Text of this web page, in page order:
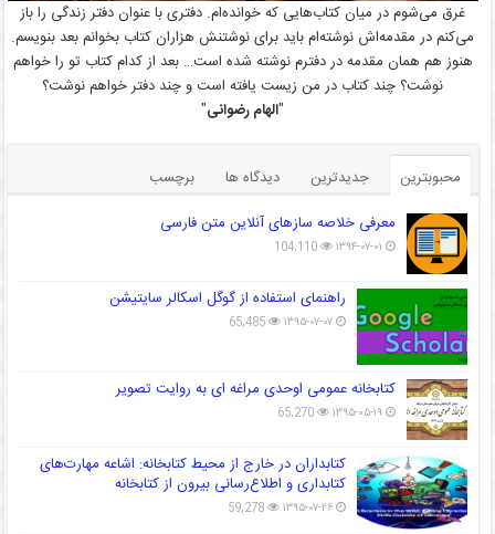
غرق می‌شوم در میان کتاب‌هایی که خوانده‌ام. دفتری با عنوان دفتر زندگی را باز
می‌کنم در مقدمه‌اش نوشته‌ام باید برای نوشتنش هزاران کتاب بخوانم بعد بنویسم.
هنوز هم همان مقدمه در دفترم نوشته شده است… بعد از کدام کتاب تو را خواهم
نوشت؟ چند کتاب در من زیست یافته است و چند دفتر خواهم نوشت؟
"الهام رضوانی"
محبوبترین جدیدترین دیدگاه ها
برچسب
معرفی خلاصه سازهای آنلاین متن فارسی
۱۳۹۴-۰۷-۰۱ 104,110
راهنمای استفاده از گوگل اسکالر سایتیشن
۱۳۹۵-۰۷-۰۷ 65,485
کتابخانه عمومی اوحدی مراغه ای به روایت تصویر
۱۳۹۵-۰۵-۱۹ 65,270
کتابداران در خارج از محیط کتابخانه: اشاعه مهارت‌های
کتابداری و اطلاع‌رسانی بیرون از کتابخانه
۱۳۹۵-۰۷-۲۶ 59,278